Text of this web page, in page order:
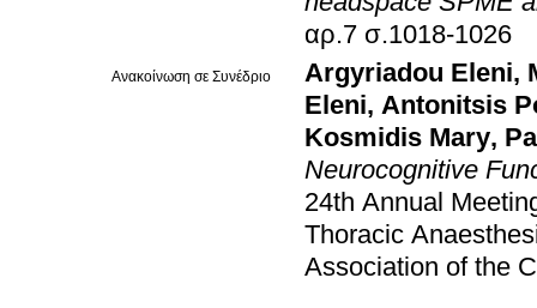
αρ.7 σ.1018-1026
Ανακοίνωση σε Συνέδριο Argyriadou Eleni,
Eleni, Antonitsis
Kosmidis Mary,
Neurocognitive
24th Annual
Thoracic
Association of the